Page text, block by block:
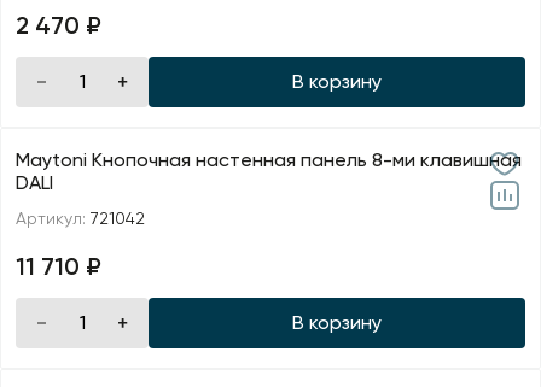
2 470 ₽
В корзину
Maytoni Кнопочная настенная панель 8-ми клавишная
DALI
Артикул: 721042
11 710 ₽
В корзину